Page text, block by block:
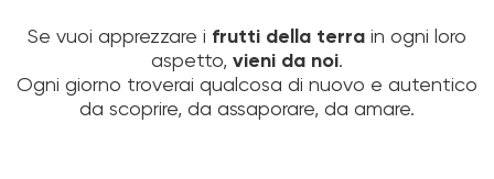
Se vuoi apprezzare i frutti della terra in ogni loro
aspetto, vieni da noi.
Ogni giorno troverai qualcosa di nuovo e autentico
da scoprire, da assaporare, da amare.